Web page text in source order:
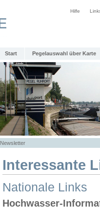
Hilfe
Start Pegelauswahl über Karte
Newsletter
Interessante
Nationale Links
Hochwasser-